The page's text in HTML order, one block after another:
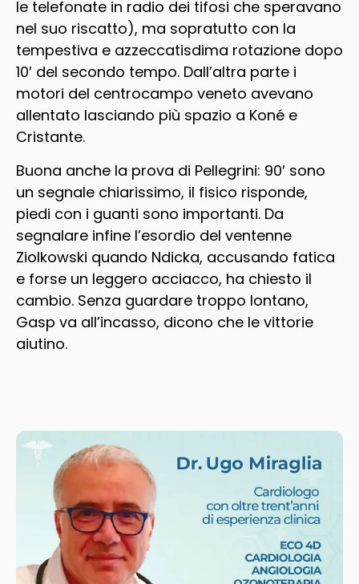
le telefonate in radio dei tifosi che speravano
nel suo riscatto), ma sopratutto con la
tempestiva e azzeccatisdima rotazione dopo
10′ del secondo tempo. Dall’altra parte i
motori del centrocampo veneto avevano
allentato lasciando più spazio a Koné e
Cristante.
Buona anche la prova di Pellegrini: 90′ sono
un segnale chiarissimo, il fisico risponde,
piedi con i guanti sono importanti. Da
segnalare infine l’esordio del ventenne
Ziolkowski quando Ndicka, accusando fatica
e forse un leggero acciacco, ha chiesto il
cambio. Senza guardare troppo lontano,
Gasp va all’incasso, dicono che le vittorie
aiutino.